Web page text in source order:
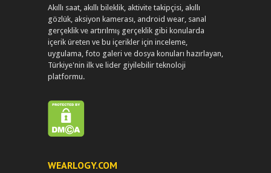
Akıllı saat, akıllı bileklik, aktivite takipçisi, akıllı
gözlük, aksiyon kamerası, android wear, sanal
gerçeklik ve artırılmış gerçeklik gibi konularda
içerik üreten ve bu içerikler için inceleme,
uygulama, foto galeri ve dosya konuları hazırlayan,
Türkiye'nin ilk ve lider giyilebilir teknoloji
platformu.
WEARLOGY.COM